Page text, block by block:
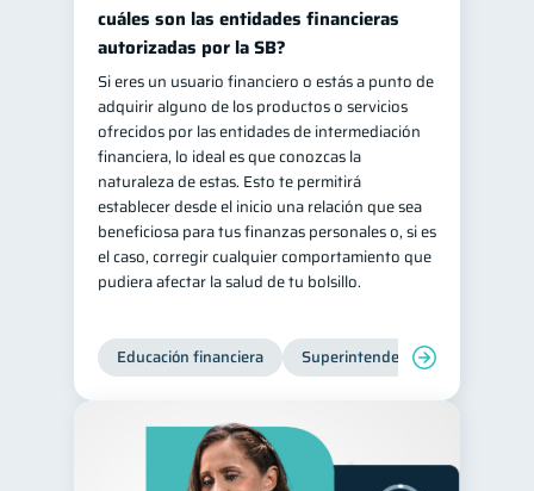
cuáles son las entidades financieras
autorizadas por la SB?
Si eres un usuario financiero o estás a punto de
adquirir alguno de los productos o servicios
ofrecidos por las entidades de intermediación
financiera, lo ideal es que conozcas la
naturaleza de estas. Esto te permitirá
establecer desde el inicio una relación que sea
beneficiosa para tus finanzas personales o, si es
el caso, corregir cualquier comportamiento que
pudiera afectar la salud de tu bolsillo.
Educación financiera Superintendencia de Bancos